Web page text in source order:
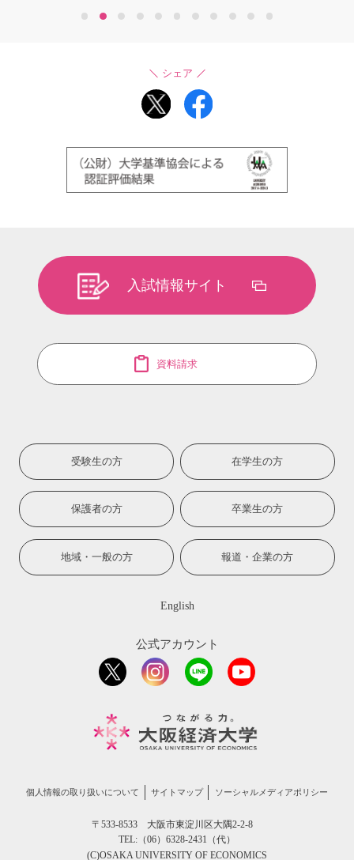
2 4 5 7 9
シェア
入試情報サイト
資料請求
受験生の方 在学生の方
保護者の方 卒業生の方
地域・一般の方 報道・企業の方
English
公式アカウント
個人情報の取り扱いについて サイトマップ ソーシャルメディアポリシー
〒533-8533 大阪市東淀川区大隅2-2-8
TEL:（06）6328-2431（代）
(C)OSAKA UNIVERSITY OF ECONOMICS